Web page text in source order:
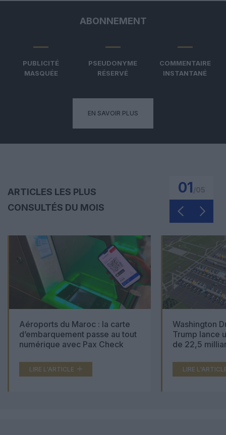
ABONNEMENT
PUBLICITÉ
MASQUÉE
PSEUDONYME
RÉSERVÉ
COMMENTAIRE
INSTANTANÉ
EN SAVOIR PLUS
ARTICLES LES PLUS
CONSULTÉS DU MOIS
01
Aéroports du Maroc : la carte
d’embarquement passe au tout
numérique avec Pax Check
LIRE L'ARTICLE
Washington
Trump lance
de 22,5
LIRE